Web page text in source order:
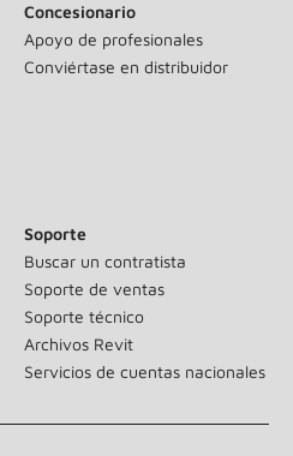
Concesionario
Apoyo de profesionales
Conviértase en distribuidor
Soporte
Buscar un contratista
Soporte de ventas
Soporte técnico
Archivos Revit
Servicios de cuentas nacionales